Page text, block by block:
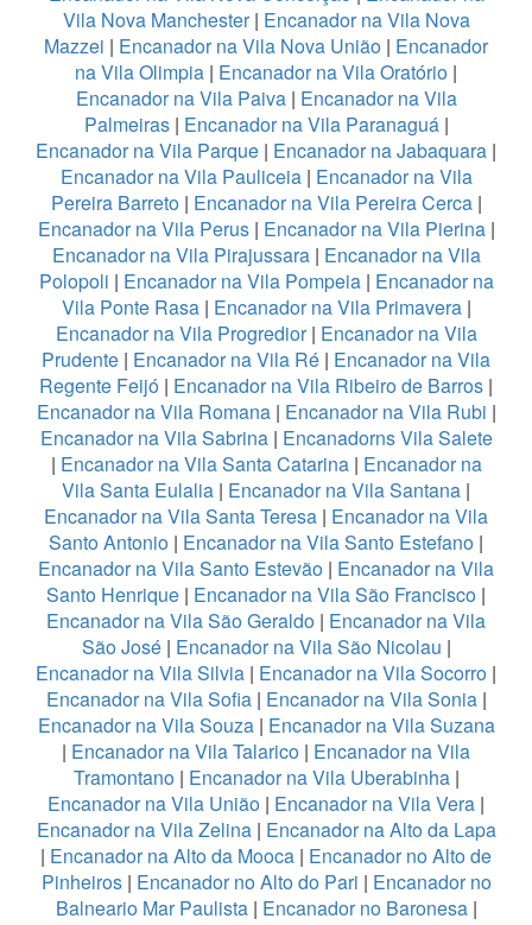
Vila Nova Manchester| Encanador na Vila Nova
Mazzei | Encanador na Vila Nova União | Encanador
na Vila Olimpia | Encanador na Vila Oratório |
Encanador na Vila Paiva| Encanador na Vila
Palmeiras| Encanador na Vila Paranaguá|
Encanador na Vila Parque | Encanador na Jabaquara |
Encanador na Vila Pauliceia| Encanador na Vila
Pereira Barreto| Encanador na Vila Pereira Cerca|
Encanador na Vila Perus| Encanador na Vila Pierina|
Encanador na Vila Pirajussara| Encanador na Vila
Polopoli | Encanador na Vila Pompeia| Encanador na
Vila Ponte Rasa| Encanador na Vila Primavera|
Encanador na Vila Progredior| Encanador na Vila
Prudente | Encanador na Vila Ré | Encanador na Vila
Regente Feijó | Encanador na Vila Ribeiro de Barros |
Encanador na Vila Romana| Encanador na Vila Rubi |
Encanador na Vila Sabrina| Encanadorns Vila Salete
| Encanador na Vila Santa Catarina| Encanador na
Vila Santa Eulalia | Encanador na Vila Santana |
Encanador na Vila Santa Teresa | Encanador na Vila
Santo Antonio | Encanador na Vila Santo Estefano |
Encanador na Vila Santo Estevão | Encanador na Vila
Santo Henrique | Encanador na Vila São Francisco |
Encanador na Vila São Geraldo | Encanador na Vila
São José| Encanador na Vila São Nicolau |
Encanador na Vila Silvia | Encanador na Vila Socorro |
Encanador na Vila Sofia| Encanador na Vila Sonia|
Encanador na Vila Souza| Encanador na Vila Suzana
| Encanador na Vila Talarico | Encanador na Vila
Tramontano| Encanador na Vila Uberabinha|
Encanador na Vila União | Encanador na Vila Vera |
Encanador na Vila Zelina| Encanador na Alto da Lapa
| Encanador na Alto da Mooca | Encanador no Alto de
Pinheiros| Encanador no Alto do Pari | Encanador no
Balneario Mar Paulista| Encanador no Baronesa|